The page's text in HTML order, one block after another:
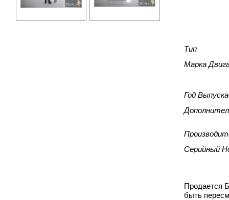
Тип
Марка
Год Выпуска
Серийный
Продается
быть